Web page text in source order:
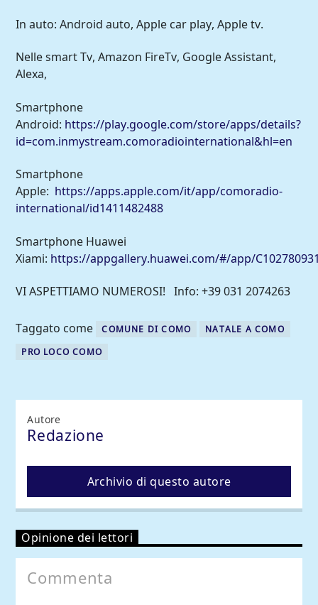
In auto: Android auto, Apple car play, Apple tv.
Nelle smart Tv, Amazon FireTv, Google Assistant,
Alexa,
Smartphone
Android: https://play.google.com/store/apps/details?
id=com.inmystream.comoradiointernational&hl=en
Smartphone
Apple: https://apps.apple.com/it/app/comoradio-
international/id1411482488
Smartphone Huawei
Xiami: https://appgallery.huawei.com/#/app/
VI ASPETTIAMO NUMEROSI! Info: +39 031 2074263
Taggato come COMUNE DI COMO
NATALE A COMO
PRO LOCO COMO
Autore
Redazione
Archivio di questo autore
Opinione dei lettori
Commenta